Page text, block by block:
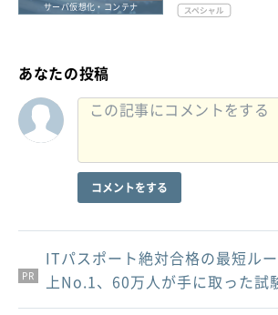
サーバ仮想化・コンテナ
あなたの投稿
コメントをする
PR
PR
PR
ITパスポート絶対合格の最短ル
上No.1、60万人が手に取った試